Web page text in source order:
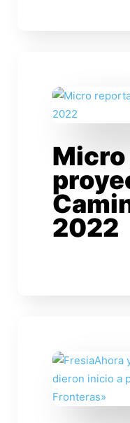
2022